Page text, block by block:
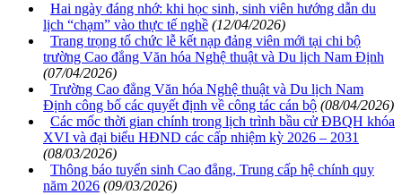
Hai ngày đáng nhớ: khi học sinh, sinh viên hướng dẫn du
lịch “chạm” vào thực tế nghề (12/04/2026)
Trang trọng tổ chức lễ kết nạp đảng viên mới tại chi bộ
trường Cao đẳng Văn hóa Nghệ thuật và Du lịch Nam Định
(07/04/2026)
Trường Cao đẳng Văn hóa Nghệ thuật và Du lịch Nam
Định công bố các quyết định về công tác cán bộ (08/04/2026)
Các mốc thời gian chính trong lịch trình bầu cử ĐBQH khóa
XVI và đại biểu HĐND các cấp nhiệm kỳ 2026 – 2031
(08/03/2026)
Thông báo tuyển sinh Cao đẳng, Trung cấp hệ chính quy
năm 2026 (09/03/2026)